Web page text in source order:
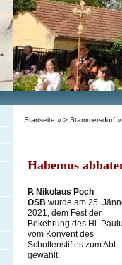
Startseite » > Stammersdorf »
Habemus
P. Nikolaus Poch
OSB wurde am 25.
2021, dem Fest der
Bekehrung des Hl.
vom Konvent des
Schottenstiftes zum Abt
gewählt.